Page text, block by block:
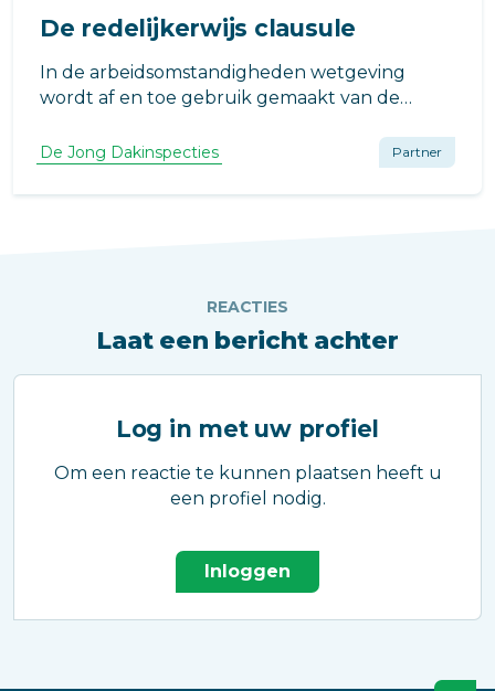
De redelijkerwijs clausule
In de arbeidsomstandigheden wetgeving
wordt af en toe gebruik gemaakt van de
De Jong Dakinspecties Partner
REACTIES
Laat een bericht achter
Log in met uw profiel
Om een reactie te kunnen plaatsen heeft u
een profiel nodig.
Inloggen